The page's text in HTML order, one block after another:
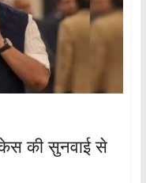
केस की सुनवाई से